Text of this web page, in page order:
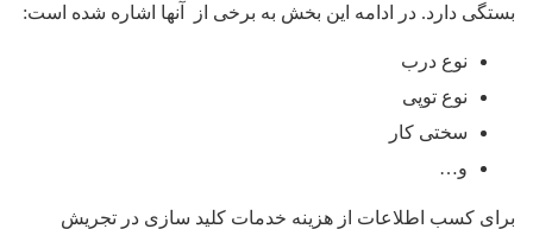
بستگی دارد. در ادامه این بخش به برخی از آنها اشاره شده است:
نوع درب
نوع توپی
سختی کار
و…
برای کسب اطلاعات از هزینه خدمات کلید سازی در تجریش